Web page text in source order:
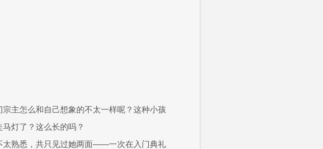
主怎么和自己想象的不太一样呢？这种小孩
灯了？这么长的吗？
太熟悉，共只见过她两面——一次在入门典礼